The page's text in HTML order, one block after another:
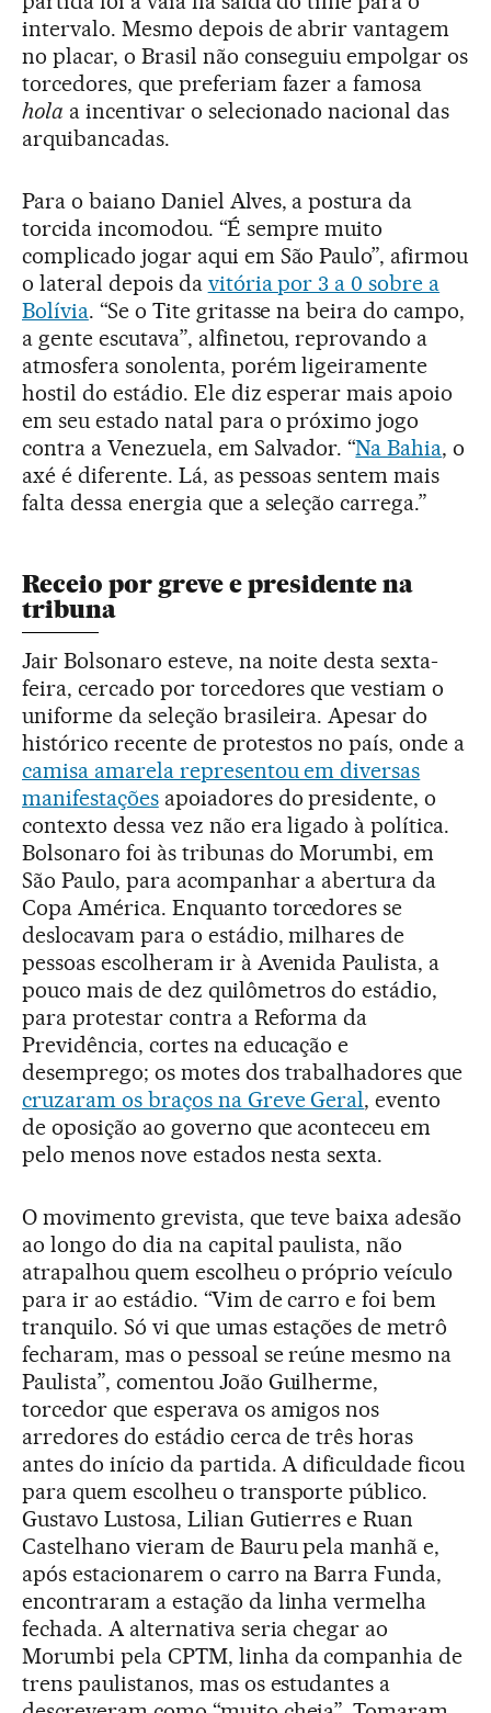
intervalo. Mesmo depois de abrir vantagem
no placar, o Brasil não conseguiu empolgar os
torcedores, que preferiam fazer a famosa
hola a incentivar o selecionado nacional das
arquibancadas.
Para o baiano Daniel Alves, a postura da
torcida incomodou. “É sempre muito
complicado jogar aqui em São Paulo”, afirmou
o lateral depois da vitória por 3 a 0 sobre a
Bolívia. “Se o Tite gritasse na beira do campo,
a gente escutava”, alfinetou, reprovando a
atmosfera sonolenta, porém ligeiramente
hostil do estádio. Ele diz esperar mais apoio
em seu estado natal para o próximo jogo
contra a Venezuela, em Salvador. “Na Bahia, o
axé é diferente. Lá, as pessoas sentem mais
falta dessa energia que a seleção carrega.”
Receio por greve e presidente na
tribuna
Jair Bolsonaro esteve, na noite desta sexta-
feira, cercado por torcedores que vestiam o
uniforme da seleção brasileira. Apesar do
histórico recente de protestos no país, onde a
camisa amarela representou em diversas
manifestaçõesapoiadores do presidente, o
contexto dessa vez não era ligado à política.
Bolsonaro foi às tribunas do Morumbi, em
São Paulo, para acompanhar a abertura da
Copa América. Enquanto torcedores se
deslocavam para o estádio, milhares de
pessoas escolheram ir à Avenida Paulista, a
pouco mais de dez quilômetros do estádio,
para protestar contra a Reforma da
Previdência, cortes na educação e
desemprego; os motes dos trabalhadores que
cruzaram os braços na Greve Geral, evento
de oposição ao governo que aconteceu em
pelo menos nove estados nesta sexta.
O movimento grevista, que teve baixa adesão
ao longo do dia na capital paulista, não
atrapalhou quem escolheu o próprio veículo
para ir ao estádio. “Vim de carro e foi bem
tranquilo. Só vi que umas estações de metrô
fecharam, mas o pessoal se reúne mesmo na
Paulista”, comentou João Guilherme,
torcedor que esperava os amigos nos
arredores do estádio cerca de três horas
antes do início da partida. A dificuldade ficou
para quem escolheu o transporte público.
Gustavo Lustosa, Lilian Gutierres e Ruan
Castelhano vieram de Bauru pela manhã e,
após estacionarem o carro na Barra Funda,
encontraram a estação da linha vermelha
fechada. A alternativa seria chegar ao
Morumbi pela CPTM, linha da companhia de
trens paulistanos, mas os estudantes a